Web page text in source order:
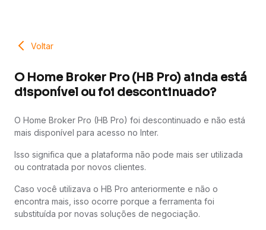
Voltar
O Home Broker Pro (HB Pro) ainda está
disponível ou foi descontinuado?
O Home Broker Pro (HB Pro) foi descontinuado e não está
mais disponível para acesso no Inter.
Isso significa que a plataforma não pode mais ser utilizada
ou contratada por novos clientes.
Caso você utilizava o HB Pro anteriormente e não o
encontra mais, isso ocorre porque a ferramenta foi
substituída por novas soluções de negociação.